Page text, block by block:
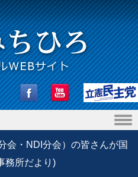
会・NDI分会）の皆さんが国
務所だより)